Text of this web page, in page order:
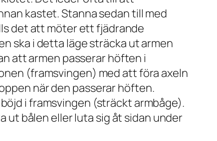
kastet. Stanna sedan till med
det att möter ett fjädrande
ska i detta läge sträcka ut armen
att armen passerar höften i
(framsvingen) med att föra axeln
när den passerar höften.
i framsvingen (sträckt armbåge).
ut bålen eller luta sig åt sidan under